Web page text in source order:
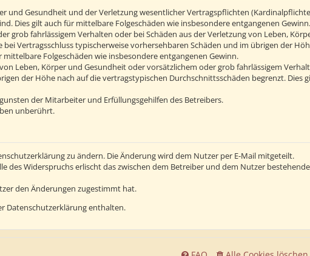
und Gesundheit und der Verletzung wesentlicher Vertragspflichten
Dies gilt auch für mittelbare Folgeschäden wie insbesondere entgangenen Gewinn.
grob fahrlässigem Verhalten oder bei Schäden aus der Verletzung von Leben,
Vertragsschluss typischerweise vorhersehbaren Schäden und im übrigen der
Folgeschäden wie insbesondere entgangenen Gewinn.
Leben, Körper und Gesundheit oder vorsätzlichem oder grob fahrlässigem
der Höhe nach auf die vertragstypischen Durchschnittsschäden begrenzt. Dies
der Mitarbeiter und Erfüllungsgehilfen des Betreibers.
unberührt.
zu ändern. Die Änderung wird dem Nutzer per E-Mail mitgeteilt.
des Widerspruchs erlischt das zwischen dem Betreiber und dem Nutzer
den Änderungen zugestimmt hat.
Datenschutzerklärung enthalten.